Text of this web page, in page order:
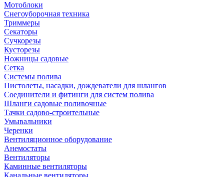
Мотоблоки
Снегоуборочная техника
Триммеры
Секаторы
Сучкорезы
Кусторезы
Ножницы садовые
Сетка
Системы полива
Пистолеты, насадки, дождеватели для шлангов
Соединители и фитинги для систем полива
Шланги садовые поливочные
Тачки садово-строительные
Умывальники
Черенки
Вентиляционное оборудование
Анемостаты
Вентиляторы
Каминные вентиляторы
Канальные вентиляторы